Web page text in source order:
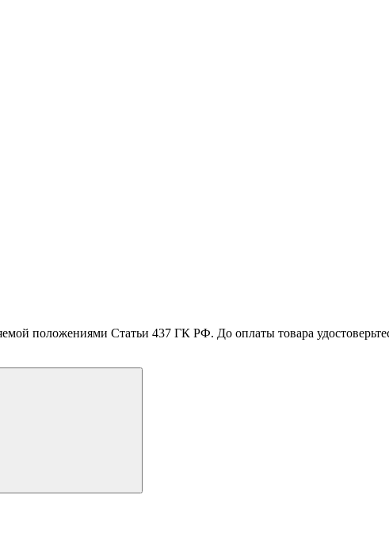
положениями Статьи 437 ГК РФ. До оплаты товара